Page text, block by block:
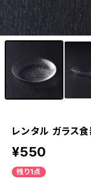
レンタル ガラス
¥550
残り1点